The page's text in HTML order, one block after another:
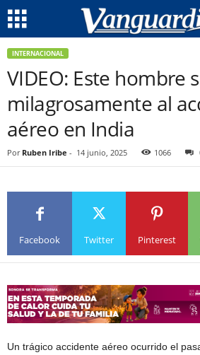
INTERNACIONAL
VIDEO: Este hombre
milagrosamente al
aéreo en India
Por Ruben Iribe - 14 junio, 2025 1066
Facebook Twitter Pinterest
Un trágico accidente aéreo ocurrido el